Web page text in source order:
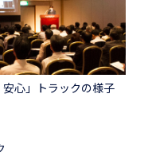
心」トラックの様子